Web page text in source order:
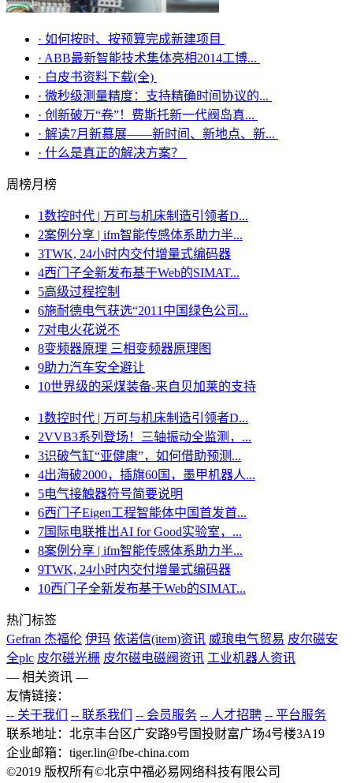
· 如何按时、按预算完成新建项目
· ABB最新智能技术集体亮相2014工博...
· 白皮书资料下载(全)
· 微秒级测量精度：支持精确时间协议的...
· 创新破万“卷”！费斯托新一代阀岛真...
· 解读7月新慕展——新时间、新地点、新...
· 什么是真正的解决方案？
周榜月榜
1数控时代 | 万可与机床制造引领者D...
2案例分享 | ifm智能传感体系助力半...
3TWK, 24小时内交付增量式编码器
4西门子全新发布基于Web的SIMAT...
5高级过程控制
6施耐德电气获选“2011中国绿色公司...
7对电火花说不
8变频器原理 三相变频器原理图
9助力汽车安全避让
10世界级的采煤装备-来自贝加莱的支持
1数控时代 | 万可与机床制造引领者D...
2VVB3系列登场！三轴振动全监测，...
3识破气缸“亚健康”，如何借助预测...
4出海破2000，插旗60国，墨甲机器人...
5电气接触器符号简要说明
6西门子Eigen工程智能体中国首发首...
7国际电联推出AI for Good实验室，...
8案例分享 | ifm智能传感体系助力半...
9TWK, 24小时内交付增量式编码器
10西门子全新发布基于Web的SIMAT...
热门标签
Gefran 杰福伦 伊玛 依诺信(item)资讯 威琅电气贸易 皮尔磁安
全plc 皮尔磁光栅 皮尔磁电磁阀资讯 工业机器人资讯
— 相关资讯 —
友情链接：
-- 关于我们
-- 联系我们 -- 会员服务 -- 人才招聘 -- 平台服务
联系地址：北京丰台区广安路9号国投财富广场4号楼3A19
企业邮箱：tiger.lin@fbe-china.com
©2019 版权所有©北京中福必易网络科技有限公司